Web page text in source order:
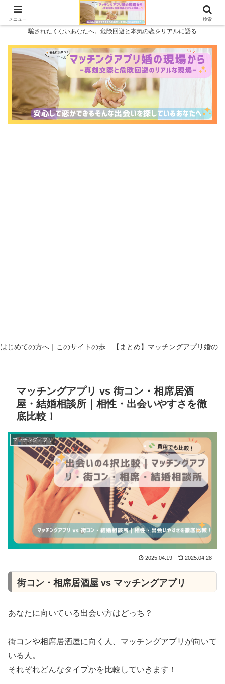
騙されたくないあなたへ。危険回避と本気の恋をリアルに語る
マッチングアプリ vs 街コン・相席居酒
屋・結婚相談所｜相性・出会いやすさを徹
底比較！
マッチングアプリ
2025.04.19 2025.04.28
街コン・相席居酒屋 vs マッチングアプリ
あなたに向いている出会い方はどっち？
街コンや相席居酒屋に向く人、マッチングアプリが向いて
いる人。
それぞれどんなタイプかを比較していきます！
メニュー 検索